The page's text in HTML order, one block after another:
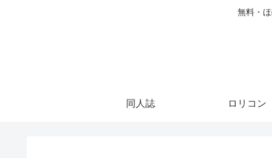
無料・
同人誌 ロリコン